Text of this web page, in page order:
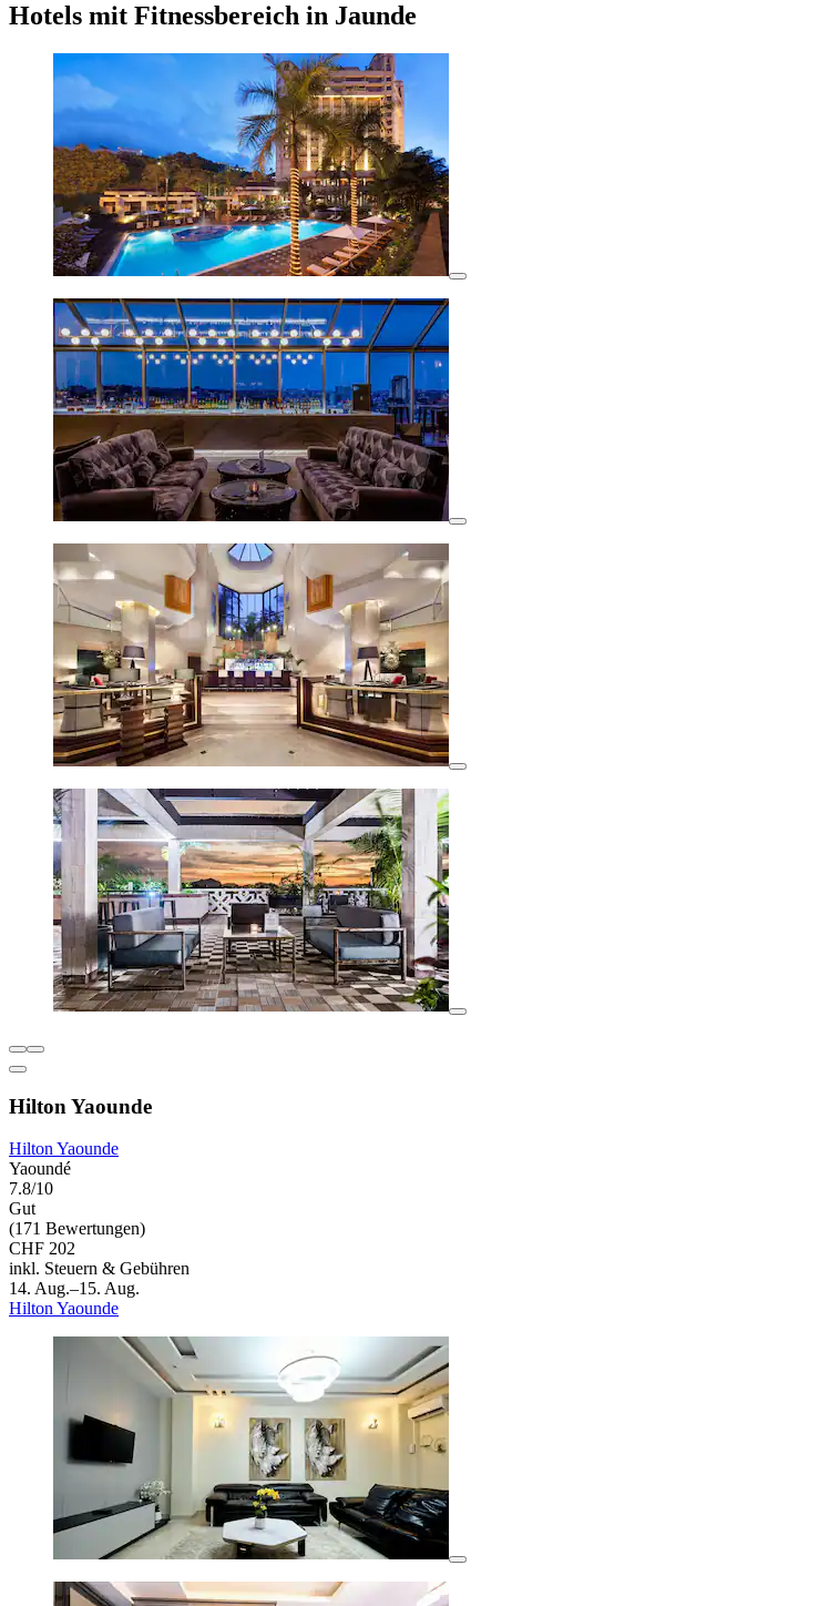
Hotels mit Fitnessbereich in Jaunde
Hilton Yaounde
Hilton Yaounde
Yaoundé
7.8/10
Gut
(171 Bewertungen)
CHF 202
inkl. Steuern & Gebühren
14. Aug.–15. Aug.
Hilton Yaounde